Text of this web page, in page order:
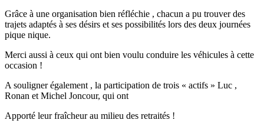
Grâce à une organisation bien réfléchie , chacun a pu trouver des
trajets adaptés à ses désirs et ses possibilités lors des deux journées
pique nique.
Merci aussi à ceux qui ont bien voulu conduire les véhicules à cette
occasion !
A souligner également , la participation de trois « actifs » Luc ,
Ronan et Michel Joncour, qui ont
Apporté leur fraîcheur au milieu des retraités !